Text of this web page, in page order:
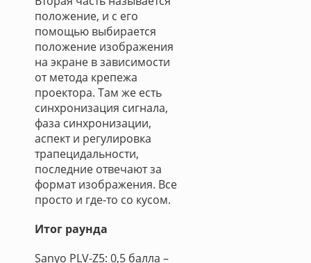
положение, и с его
помощью выбирается
положение изображения
на экране в зависимости
от метода крепежа
проектора. Там же есть
синхронизация сигнала,
фаза синхронизации,
аспект и регулировка
трапецидальности,
последние отвечают за
формат изображения. Все
просто и где-то со кусом.
Итог раунда
Sanyo PLV-Z5: 0,5 балла –